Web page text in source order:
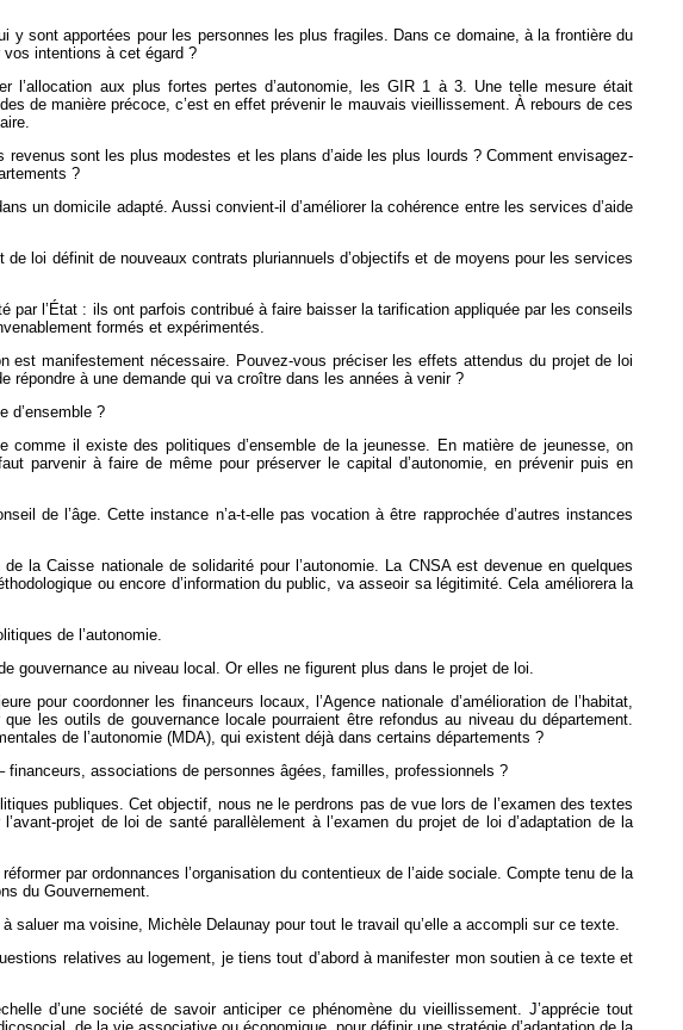
sont apportées pour les personnes les plus fragiles. Dans ce domaine, à la frontière du
intentions à cet égard ?
l’allocation aux plus fortes pertes d’autonomie, les GIR 1 à 3. Une telle mesure était
de manière précoce, c’est en effet prévenir le mauvais vieillissement. À rebours de ces
sont les plus modestes et les plans d’aide les plus lourds ? Comment envisagez-
?
un domicile adapté. Aussi convient-il d’améliorer la cohérence entre les services d’aide
loi définit de nouveaux contrats pluriannuels d’objectifs et de moyens pour les services
par l’État : ils ont parfois contribué à faire baisser la tarification appliquée par les conseils
formés et expérimentés.
est manifestement nécessaire. Pouvez-vous préciser les effets attendus du projet de loi
répondre à une demande qui va croître dans les années à venir ?
d’ensemble ?
comme il existe des politiques d’ensemble de la jeunesse. En matière de jeunesse, on
parvenir à faire de même pour préserver le capital d’autonomie, en prévenir puis en
de l’âge. Cette instance n’a-t-elle pas vocation à être rapprochée d’autres instances
la Caisse nationale de solidarité pour l’autonomie. La CNSA est devenue en quelques
ou encore d’information du public, va asseoir sa légitimité. Cela améliorera la
de l’autonomie.
gouvernance au niveau local. Or elles ne figurent plus dans le projet de loi.
pour coordonner les financeurs locaux, l’Agence nationale d’amélioration de l’habitat,
les outils de gouvernance locale pourraient être refondus au niveau du département.
de l’autonomie (MDA), qui existent déjà dans certains départements ?
financeurs, associations de personnes âgées, familles, professionnels ?
publiques. Cet objectif, nous ne le perdrons pas de vue lors de l’examen des textes
projet de loi de santé parallèlement à l’examen du projet de loi d’adaptation de la
par ordonnances l’organisation du contentieux de l’aide sociale. Compte tenu de la
du Gouvernement.
à saluer ma voisine, Michèle Delaunay pour tout le travail qu’elle a accompli sur ce texte.
relatives au logement, je tiens tout d’abord à manifester mon soutien à ce texte et
d’une société de savoir anticiper ce phénomène du vieillissement. J’apprécie tout